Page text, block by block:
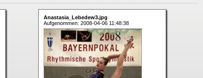
Anastasia_Lebedew3.jpg
Aufgenommen: 2008-04-06 11:48:38